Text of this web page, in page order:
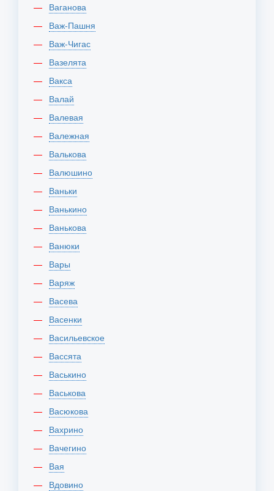
Ваганова
Важ-Пашня
Важ-Чигас
Вазелята
Вакса
Валай
Валевая
Валежная
Валькова
Валюшино
Ваньки
Ванькино
Ванькова
Ванюки
Вары
Варяж
Васева
Васенки
Васильевское
Вассята
Васькино
Васькова
Васюкова
Вахрино
Вачегино
Вая
Вдовино